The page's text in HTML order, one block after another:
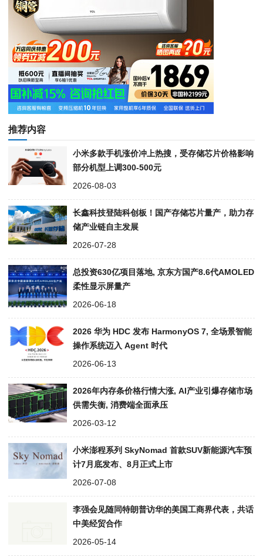
推荐内容
小米多款手机涨价冲上热搜，受存储芯片价格影响
部分机型上调300-500元
2026-08-03
长鑫科技登陆科创板！国产存储芯片量产，助力存
储产业链自主发展
2026-07-28
总投资630亿项目落地, 京东方国产8.6代AMOLED
柔性显示屏量产
2026-06-18
2026 华为 HDC 发布 HarmonyOS 7, 全场景智能
操作系统迈入 Agent 时代
2026-06-13
2026年内存条价格行情大涨, AI产业引爆存储市场
供需失衡, 消费端全面承压
2026-03-12
小米澎程系列 SkyNomad 首款SUV新能源汽车预
计7月底发布、8月正式上市
2026-07-08
李强会见随同特朗普访华的美国工商界代表，共话
中美经贸合作
2026-05-14